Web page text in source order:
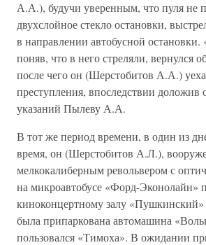
А.А.), будучи уверенным, что пуля не
двухслойное стекло остановки,
в направлении автобусной
поняв, что в него стреляли, вернулся
после чего он (Шерстобитов А.А.)
преступления, впоследствии доложив
указаний Пылеву А.А.
В тот же период времени, в один из
время, он (Шерстобитов А.Л.),
мелкокалиберным револьвером с
на микроавтобусе «Форд-Эконолайн»
киноконцертному залу «Пушкинский»
была припаркована автомашина
пользовался «Тимоха». В ожидании